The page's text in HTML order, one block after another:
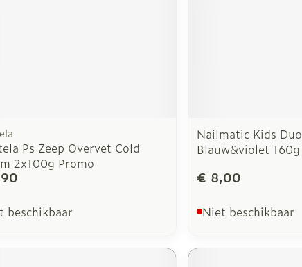
Ps Zeep Overvet Cold
2x100g Promo
beschikbaar
Nailmatic Kids
Blauw&violet 160g
€ 8,00
Niet beschikbaar